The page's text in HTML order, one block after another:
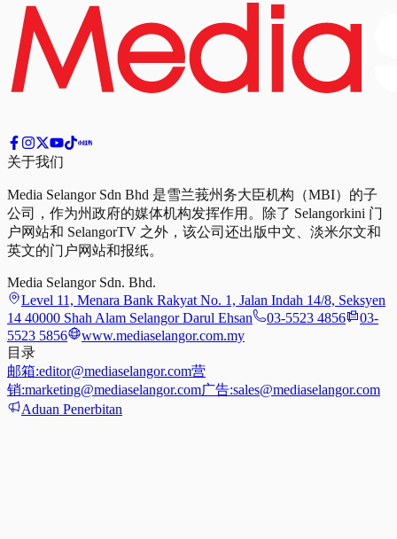
关于我们
Media Selangor Sdn Bhd 是雪兰莪州务大臣机构（MBI）的子
公司，作为州政府的媒体机构发挥作用。除了 Selangorkini 门
户网站和 SelangorTV 之外，该公司还出版中文、淡米尔文和
英文的门户网站和报纸。
Media Selangor Sdn. Bhd.
Level 11, Menara Bank Rakyat No. 1, Jalan Indah 14/8, Seksyen
14 40000 Shah Alam Selangor Darul Ehsan
03-5523 4856
03-
5523 5856
www.mediaselangor.com.my
目录
邮箱:editor@mediaselangor.com营
销:marketing@mediaselangor.com广告:sales@mediaselangor.com
Aduan Penerbitan